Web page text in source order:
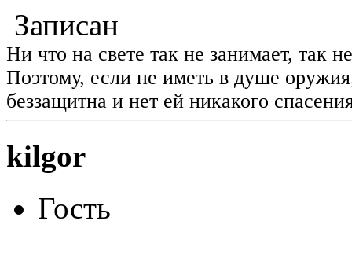
Записан
Ни что на свете так не занимает, так
Поэтому, если не иметь в душе
беззащитна и нет ей никакого
kilgor
Гость